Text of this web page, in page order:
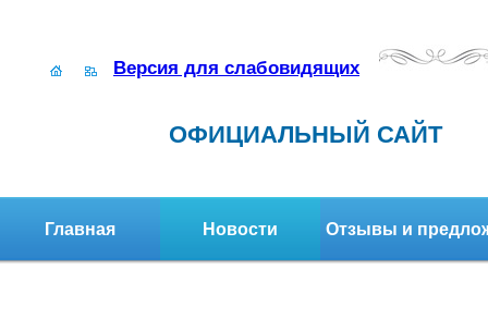
Версия для слабовидящих
ОФИЦИАЛЬНЫЙ САЙТ
Главная Новости Отзывы и